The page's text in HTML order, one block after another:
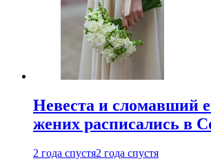
Невеста и сломавший
жених расписались в
2 года спустя2 года спустя